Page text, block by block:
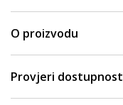
O proizvodu
Provjeri